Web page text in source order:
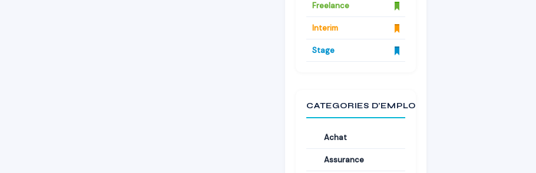
Freelance
Interim
Stage
CATEGORIES D’EMPLOI
Achat
Assurance